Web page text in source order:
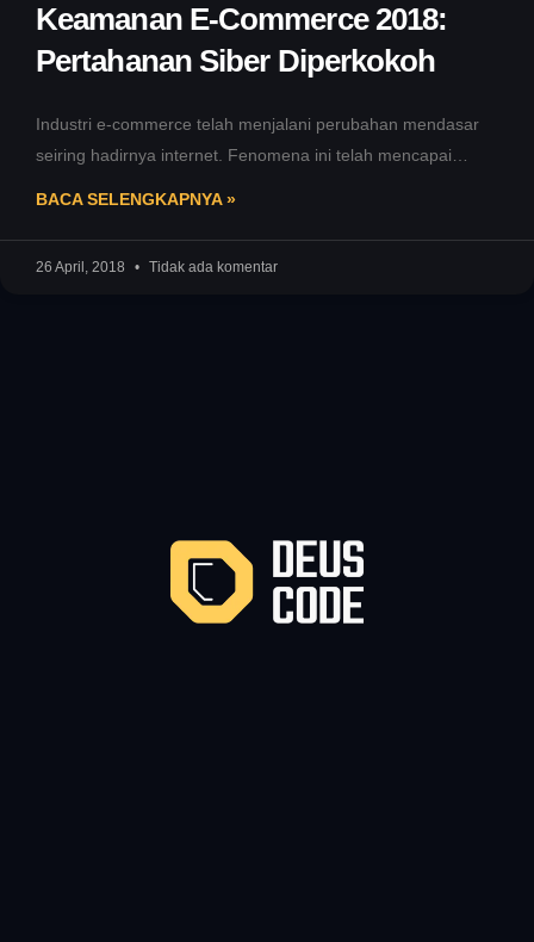
Keamanan E-Commerce 2018:
Pertahanan Siber Diperkokoh
Industri e-commerce telah menjalani perubahan mendasar
seiring hadirnya internet. Fenomena ini telah mencapai
BACA SELENGKAPNYA »
26 April, 2018 Tidak ada komentar